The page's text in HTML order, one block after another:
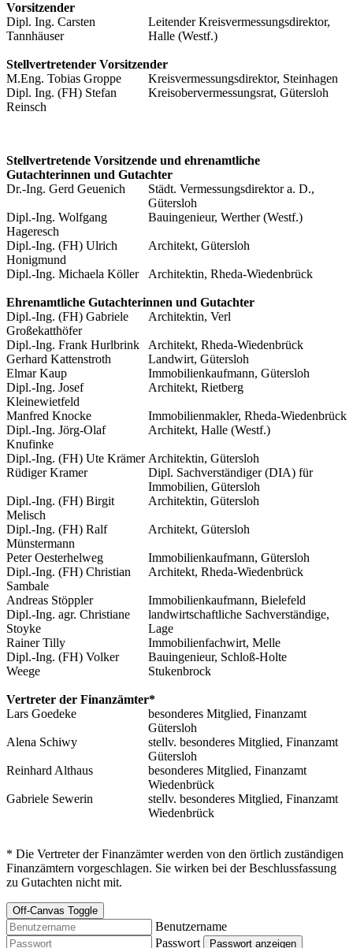
Vorsitzender
Dipl. Ing. Carsten
Tannhäuser
Leitender Kreisvermessungsdirektor,
Halle (Westf.)
Stellvertretender Vorsitzender
M.Eng. Tobias Groppe
Kreisvermessungsdirektor, Steinhagen
Dipl. Ing. (FH) Stefan
Reinsch
Kreisobervermessungsrat, Gütersloh
Stellvertretende Vorsitzende und ehrenamtliche
Gutachterinnen und Gutachter
Dr.-Ing. Gerd Geuenich
Städt. Vermessungsdirektor a. D.,
Gütersloh
Dipl.-Ing. Wolfgang
Hageresch
Bauingenieur, Werther (Westf.)
Dipl.-Ing. (FH) Ulrich
Honigmund
Architekt, Gütersloh
Dipl.-Ing. Michaela Köller Architektin, Rheda-Wiedenbrück
Ehrenamtliche Gutachterinnen und Gutachter
Dipl.-Ing. (FH) Gabriele
Großekatthöfer
Architektin, Verl
Dipl.-Ing. Frank Hurlbrink
Architekt, Rheda-Wiedenbrück
Gerhard Kattenstroth
Landwirt, Gütersloh
Elmar Kaup
Immobilienkaufmann, Gütersloh
Dipl.-Ing. Josef
Kleinewietfeld
Architekt, Rietberg
Manfred Knocke
Immobilienmakler, Rheda-Wiedenbrück
Dipl.-Ing. Jörg-Olaf
Knufinke
Architekt, Halle (Westf.)
Dipl.-Ing. (FH) Ute Krämer Architektin, Gütersloh
Rüdiger Kramer
Dipl. Sachverständiger (DIA) für
Immobilien, Gütersloh
Dipl.-Ing. (FH) Birgit
Melisch
Architektin, Gütersloh
Dipl.-Ing. (FH) Ralf
Münstermann
Architekt, Gütersloh
Peter Oesterhelweg
Immobilienkaufmann, Gütersloh
Dipl.-Ing. (FH) Christian
Sambale
Architekt, Rheda-Wiedenbrück
Andreas Stöppler
Immobilienkaufmann, Bielefeld
Dipl.-Ing. agr. Christiane
Stoyke
landwirtschaftliche Sachverständige,
Lage
Rainer Tilly
Immobilienfachwirt, Melle
Dipl.-Ing. (FH) Volker
Weege
Bauingenieur, Schloß-Holte
Stukenbrock
Vertreter der Finanzämter*
Lars Goedeke
besonderes Mitglied, Finanzamt
Gütersloh
Alena Schiwy
stellv. besonderes Mitglied, Finanzamt
Gütersloh
Reinhard Althaus
besonderes Mitglied, Finanzamt
Wiedenbrück
Gabriele Sewerin
stellv. besonderes Mitglied, Finanzamt
Wiedenbrück
* Die Vertreter der Finanzämter werden von den örtlich zuständigen
Finanzämtern vorgeschlagen. Sie wirken bei der Beschlussfassung
zu Gutachten nicht mit.
Off-Canvas Toggle
Benutzername
Passwort
Passwort anzeigen